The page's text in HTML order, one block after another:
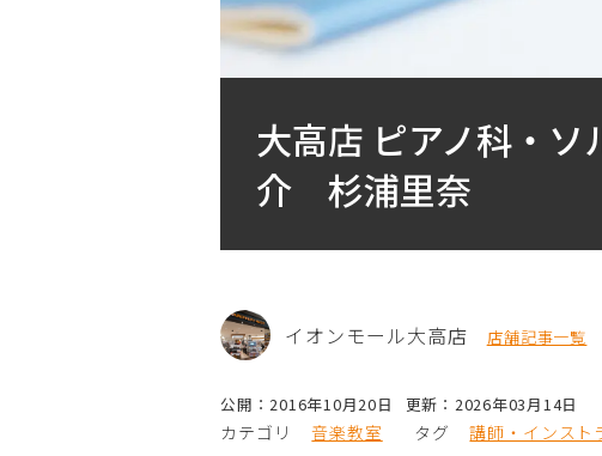
大高店 ピアノ科・
介 杉浦里奈
イオンモール大高店 店舗記事一覧
公開：2016年10月20日 更新：2026年03月14日
カテゴリ 音楽教室 タグ 講師・インスト